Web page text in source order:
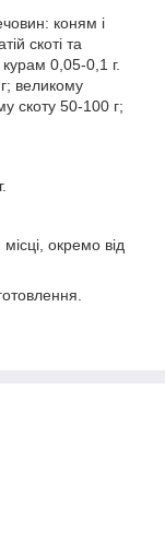
коням і
скоті та
0,05-0,1 г.
великому
скоту 50-100 г;
окремо від